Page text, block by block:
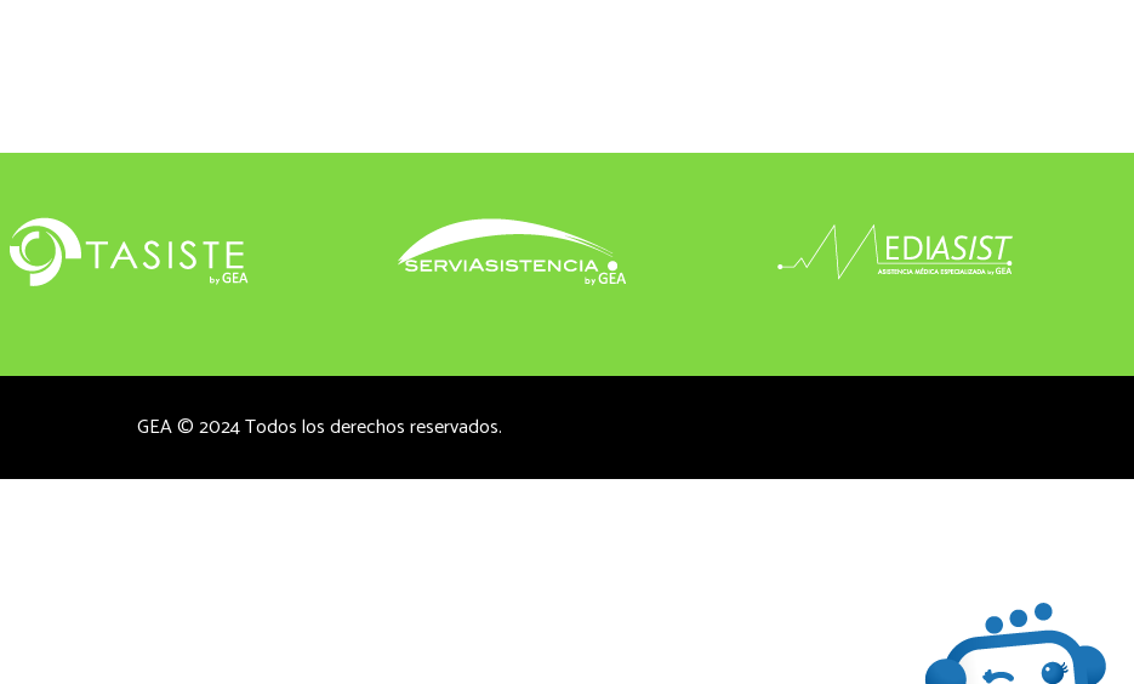
GEA © 2024 Todos los derechos reservados.